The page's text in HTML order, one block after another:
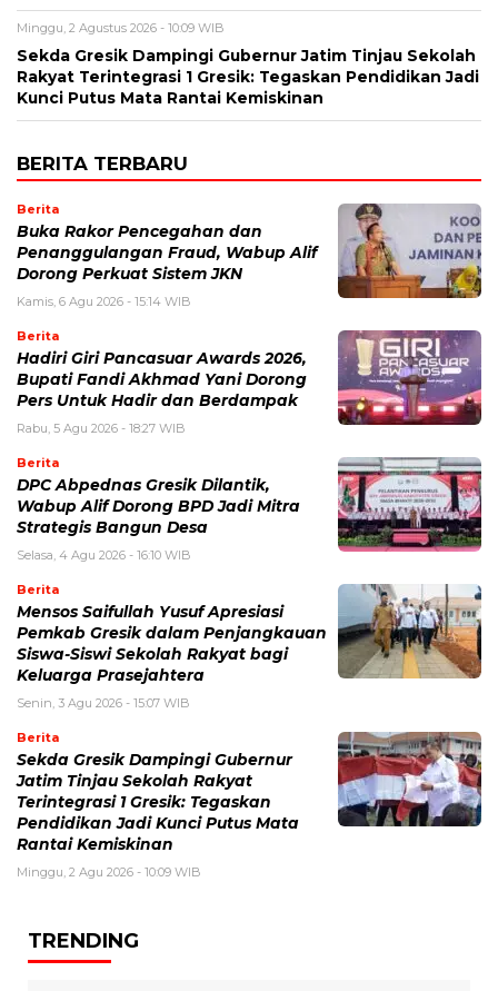
Minggu, 2 Agustus 2026 - 10:09 WIB
Sekda Gresik Dampingi Gubernur Jatim Tinjau Sekolah
Rakyat Terintegrasi 1 Gresik: Tegaskan Pendidikan Jadi
Kunci Putus Mata Rantai Kemiskinan
BERITA TERBARU
Berita
Buka Rakor Pencegahan dan
Penanggulangan Fraud, Wabup Alif
Dorong Perkuat Sistem JKN
Kamis, 6 Agu 2026 - 15:14 WIB
Berita
Hadiri Giri Pancasuar Awards 2026,
Bupati Fandi Akhmad Yani Dorong
Pers Untuk Hadir dan Berdampak
Rabu, 5 Agu 2026 - 18:27 WIB
Berita
DPC Abpednas Gresik Dilantik,
Wabup Alif Dorong BPD Jadi Mitra
Strategis Bangun Desa
Selasa, 4 Agu 2026 - 16:10 WIB
Berita
Mensos Saifullah Yusuf Apresiasi
Pemkab Gresik dalam Penjangkauan
Siswa-Siswi Sekolah Rakyat bagi
Keluarga Prasejahtera
Senin, 3 Agu 2026 - 15:07 WIB
Berita
Sekda Gresik Dampingi Gubernur
Jatim Tinjau Sekolah Rakyat
Terintegrasi 1 Gresik: Tegaskan
Pendidikan Jadi Kunci Putus Mata
Rantai Kemiskinan
Minggu, 2 Agu 2026 - 10:09 WIB
TRENDING